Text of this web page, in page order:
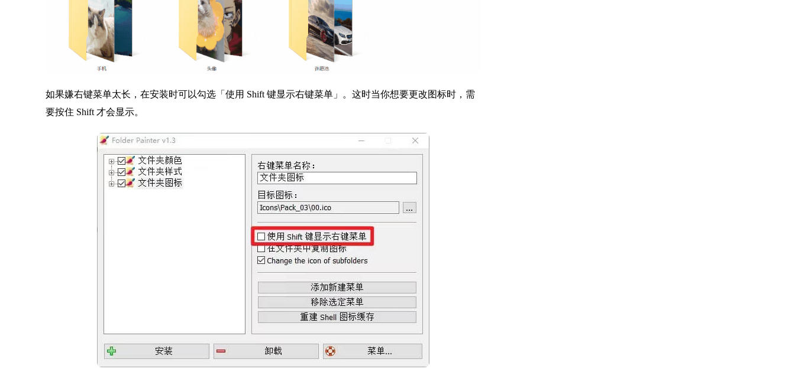
如果嫌右键菜单太长，在安装时可以勾选「使用 Shift 键显示右键菜单」。这时当你想要更改图标时，需
要按住 Shift 才会显示。